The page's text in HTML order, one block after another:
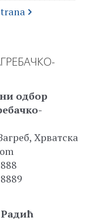
одбор
Хрватска
Радић